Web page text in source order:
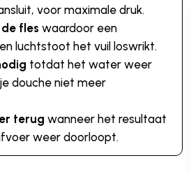
voor maximale druk.
fles waardoor een
luchtstoot het vuil loswrikt.
totdat het water weer
douche niet meer
terug wanneer het resultaat
weer doorloopt.